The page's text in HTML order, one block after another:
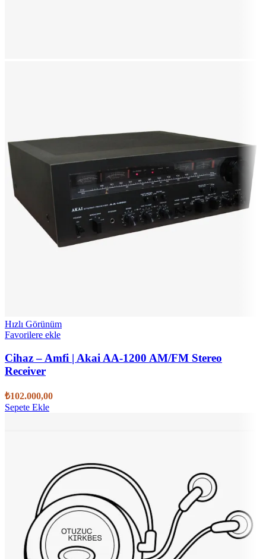
Hızlı Görünüm
Favorilere ekle
Cihaz – Amfi | Akai AA-1200 AM/FM Stereo
Receiver
₺102.000,00
Sepete Ekle